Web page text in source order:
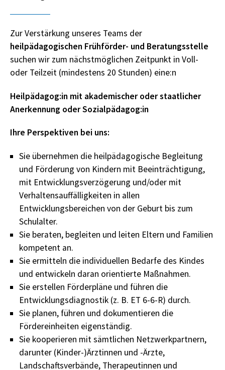
Schreinerei
Wäscherei
BIAP
AGB
Zur Verstärkung unseres Teams der
heilpädagogischen Frühförder- und Beratungsstelle
suchen wir zum nächstmöglichen Zeitpunkt in Voll-
oder Teilzeit (mindestens 20 Stunden) eine:n
Heilpädagog:in mit akademischer oder staatlicher
Anerkennung oder Sozialpädagog:in
Ihre Perspektiven bei uns:
Sie übernehmen die heilpädagogische Begleitung
und Förderung von Kindern mit Beeinträchtigung,
mit Entwicklungsverzögerung und/oder mit
Verhaltensauffälligkeiten in allen
Entwicklungsbereichen von der Geburt bis zum
Schulalter.
Sie beraten, begleiten und leiten Eltern und Familien
kompetent an.
Sie ermitteln die individuellen Bedarfe des Kindes
und entwickeln daran orientierte Maßnahmen.
Sie erstellen Förderpläne und führen die
Entwicklungsdiagnostik (z. B. ET 6-6-R) durch.
Sie planen, führen und dokumentieren die
Fördereinheiten eigenständig.
Sie kooperieren mit sämtlichen Netzwerkpartnern,
darunter (Kinder-)Ärztinnen und -Ärzte,
Landschaftsverbände, Therapeutinnen und